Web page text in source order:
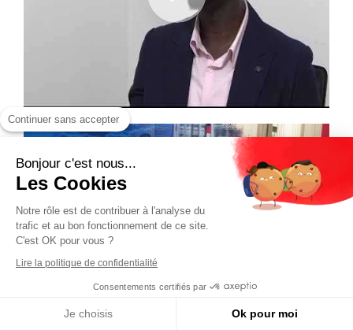
Continuer sans accepter
Bonjour c'est nous...
Les Cookies
Notre rôle est de contribuer à l'analyse du
trafic et au bon fonctionnement de ce site.
C'est OK pour vous ?
Lire la politique de confidentialité
Consentements certifiés par
Je choisis Ok pour moi